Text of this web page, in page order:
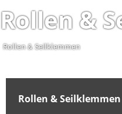
Rollen &
Rollen & Seilklemmen
Rollen & Seilklemmen